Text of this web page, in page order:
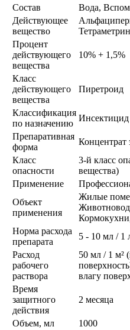
Состав
Вода,
Действующее
вещество
Процент
действующего
вещества
10% + 1,5%
Класс
действующего
вещества
Пиретроид
Классификация
по назначению
Инсектицид
Препаративная
форма
Концентрат
Класс
опасности
3-й класс
вещества)
Применение
Объект
применения
Жилые
Норма расхода
препарата
5 - 10 мл / 1
Расход
рабочего
раствора
50 мл / 1 м²
влагу
Время
защитного
действия
2 месяца
Объем, мл
1000